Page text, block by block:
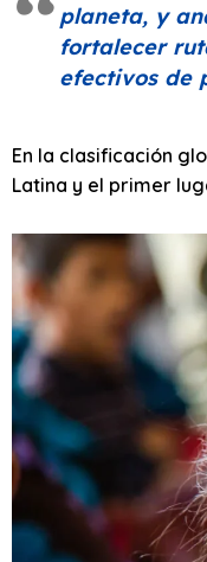
planeta, y
fortalecer
efectivos de
En la clasificación
Latina y el primer